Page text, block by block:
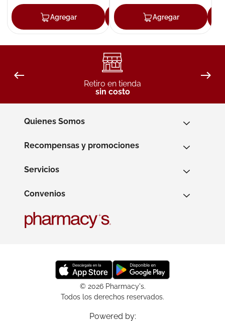
Agregar Agregar
Agregar
Retiro en tienda
sin costo
Quienes Somos
Recompensas y promociones
Servicios
Convenios
© 2026 Pharmacy's.
Todos los derechos reservados.
Powered by: